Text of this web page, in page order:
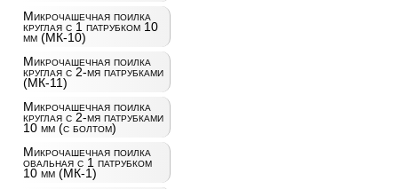
Микрочашечная поилка
круглая с 1 патрубком 10
мм (МК-10)
Микрочашечная поилка
круглая с 2-мя патрубками
(МК-11)
Микрочашечная поилка
круглая с 2-мя патрубками
10 мм (с болтом)
Микрочашечная поилка
овальная с 1 патрубком
10 мм (МК-1)